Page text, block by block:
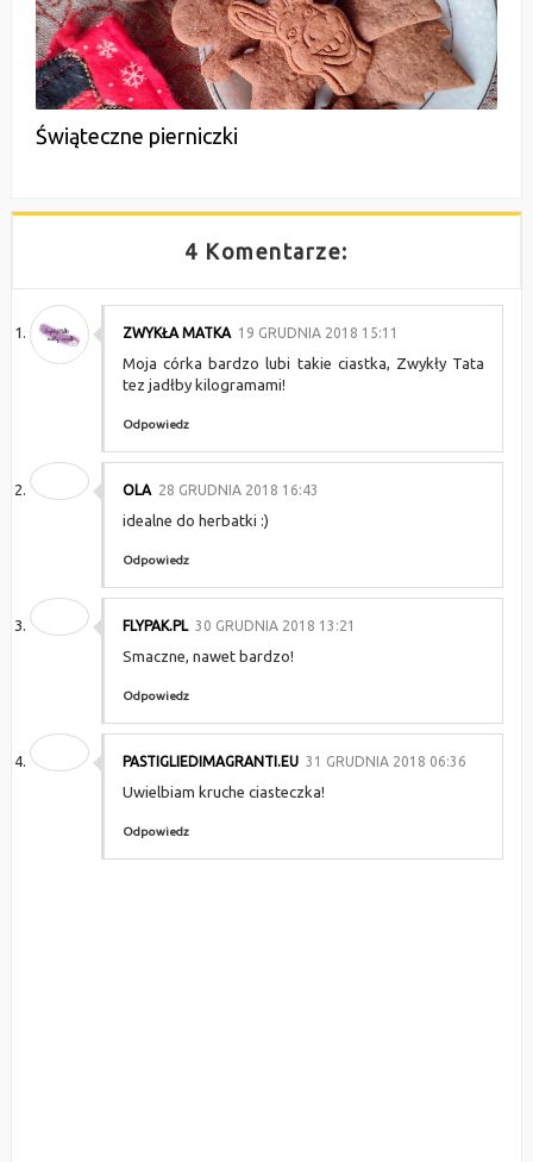
Świąteczne pierniczki
4 Komentarze:
ZWYKŁA MATKA 19 GRUDNIA 2018 15:11
Moja córka bardzo lubi takie ciastka, Zwykły Tata
tez jadłby kilogramami!
Odpowiedz
OLA 28 GRUDNIA 2018 16:43
idealne do herbatki :)
Odpowiedz
FLYPAK.PL 30 GRUDNIA 2018 13:21
Smaczne, nawet bardzo!
Odpowiedz
PASTIGLIEDIMAGRANTI.EU 31 GRUDNIA 2018 06:36
Uwielbiam kruche ciasteczka!
Odpowiedz